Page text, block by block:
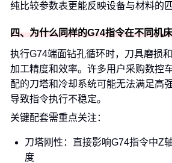
纯比较参数表更能反映设备与材料的匹
四、为什么同样的G74指令在不同机
执行G74端面钻孔循环时，刀具磨损
加工精度和效率。许多用户采购数控
配的刀塔和冷却系统可能无法满足高
导致指令执行不稳定。
关键配套需重点关注：
刀塔刚性：直接影响G74指令中Z
度